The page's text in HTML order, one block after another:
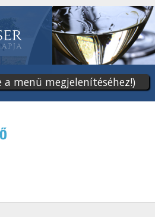
menü megjelenítéséhez!)